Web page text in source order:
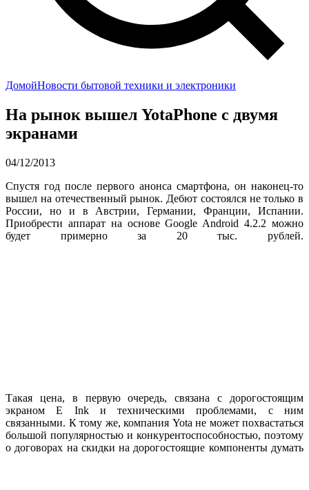
ДомойНовости бытовой техники и электроники
На рынок вышел YotaPhone с двумя
экранами
04/12/2013
Спустя год после первого анонса смартфона, он наконец-то
вышел на отечественный рынок. Дебют состоялся не только в
России, но и в Австрии, Германии, Франции, Испании.
Приобрести аппарат на основе Google Android 4.2.2 можно
будет примерно за 20 тыс. рублей.
Такая цена, в первую очередь, связана с дорогостоящим
экраном E Ink и техническими проблемами, с ним
связанными. К тому же, компания Yota не может похвастаться
большой популярностью и конкурентоспособностью, поэтому
о договорах на скидки на дорогостоящие компоненты думать